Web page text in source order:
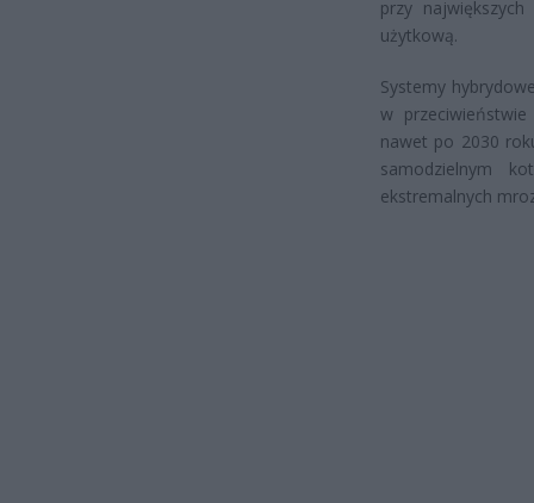
przy
użytkową.
Systemy
w
nawet po 2030
samodzielnym
ekstremalnych